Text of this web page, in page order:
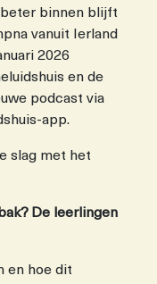
beter binnen blijft
vanuit Ierland
2026
en de
podcast via
app.
slag met het
De leerlingen
en hoe dit